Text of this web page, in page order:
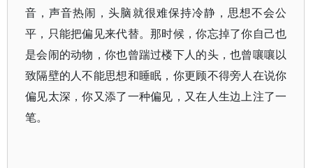
音，声音热闹，头脑就很难保持冷静，思想不会公
平，只能把偏见来代替。那时候，你忘掉了你自己也
是会闹的动物，你也曾踹过楼下人的头，也曾嚷嚷以
致隔壁的人不能思想和睡眠，你更顾不得旁人在说你
偏见太深，你又添了一种偏见，又在人生边上注了一
笔。